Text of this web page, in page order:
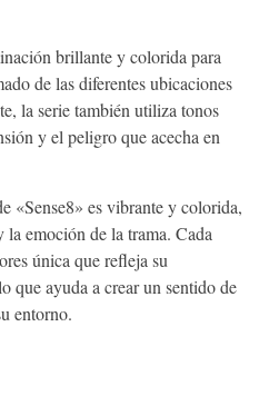
brillante y colorida para
de las diferentes ubicaciones
la serie también utiliza tonos
y el peligro que acecha en
«Sense8» es vibrante y colorida,
emoción de la trama. Cada
única que refleja su
que ayuda a crear un sentido de
entorno.